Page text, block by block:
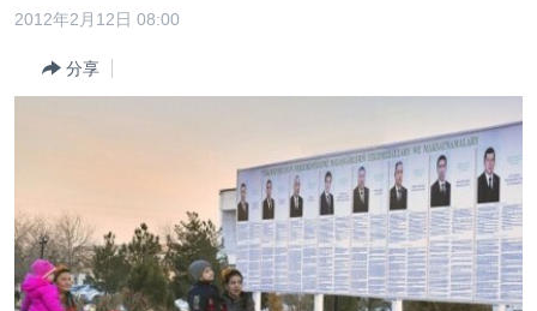
转
容
导
航
跳
转
港澳
中东
欧洲
人权·法律·宗教
科教·文娱·体健
热点专题
白宫要闻
VOA视频
2012年2月12日 08:00
分享